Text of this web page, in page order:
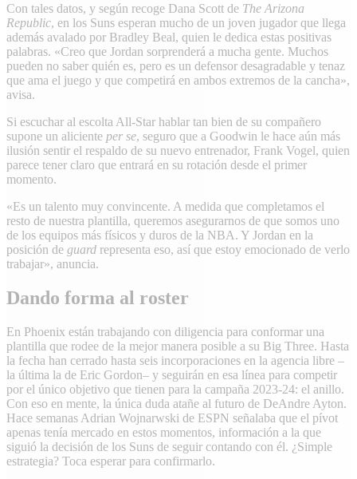
Con tales datos, y según recoge Dana Scott de The Arizona
Republic, en los Suns esperan mucho de un joven jugador que llega
además avalado por Bradley Beal, quien le dedica estas positivas
palabras. «Creo que Jordan sorprenderá a mucha gente. Muchos
pueden no saber quién es, pero es un defensor desagradable y tenaz
que ama el juego y que competirá en ambos extremos de la cancha»,
avisa.
Si escuchar al escolta All-Star hablar tan bien de su compañero
supone un aliciente per se, seguro que a Goodwin le hace aún más
ilusión sentir el respaldo de su nuevo entrenador, Frank Vogel, quien
parece tener claro que entrará en su rotación desde el primer
momento.
«Es un talento muy convincente. A medida que completamos el
resto de nuestra plantilla, queremos asegurarnos de que somos uno
de los equipos más físicos y duros de la NBA. Y Jordan en la
posición de guard representa eso, así que estoy emocionado de verlo
trabajar», anuncia.
Dando forma al roster
En Phoenix están trabajando con diligencia para conformar una
plantilla que rodee de la mejor manera posible a su Big Three. Hasta
la fecha han cerrado hasta seis incorporaciones en la agencia libre –
la última la de Eric Gordon– y seguirán en esa línea para competir
por el único objetivo que tienen para la campaña 2023-24: el anillo.
Con eso en mente, la única duda atañe al futuro de DeAndre Ayton.
Hace semanas Adrian Wojnarwski de ESPN señalaba que el pívot
apenas tenía mercado en estos momentos, información a la que
siguió la decisión de los Suns de seguir contando con él. ¿Simple
estrategia? Toca esperar para confirmarlo.